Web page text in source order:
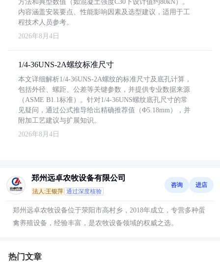
方法和典型数值（如混凝土强度C30下设计值约80kN）。
内容涵盖安装要点、性能影响因素及选型建议，适用于工
程技术人员参考。
2026年8月4日
1/4-36UNS-2A螺纹标准尺寸
本文详细解析1/4-36UNS-2A螺纹的标准尺寸及底孔计算，
包括外径、螺距、公差等关键参数，并提供专业数据来源
（ASME B1.1标准）。针对1/4-36UNS螺纹底孔尺寸的常
见疑问，通过公式推导给出精确推荐值（Φ5.18mm），并
附加工艺建议与扩展知识。
2026年8月4日
郑州远卓农牧设备有限公司
法人:王银萍 通过深度核验
咨询 进店
郑州远卓农牧设备位于荥阳市高村乡，2018年成立，专营多种蛋
禽养殖设备，经验丰富，是农牧设备领域的权威之选。
热门文章